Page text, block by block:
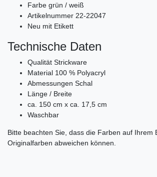
Farbe grün / weiß
Artikelnummer 22-22047
Neu mit Etikett
Technische Daten
Qualität Strickware
Material 100 % Polyacryl
Abmessungen Schal
Länge / Breite
ca. 150 cm x ca. 17,5 cm
Waschbar
Bitte beachten Sie, dass die Farben auf Ihrem
Originalfarben abweichen können.